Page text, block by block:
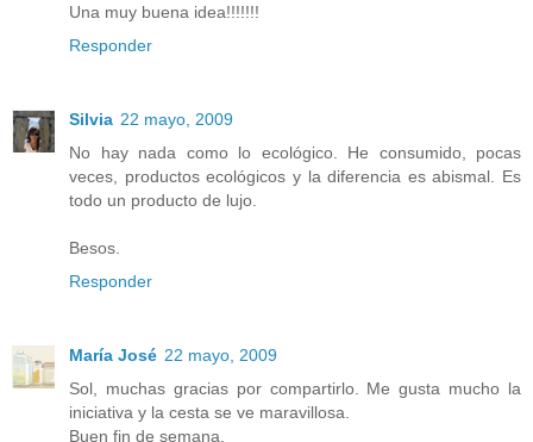
Una muy buena idea!!!!!!!
Responder
Silvia 22 mayo, 2009
No hay nada como lo ecológico. He consumido, pocas
veces, productos ecológicos y la diferencia es abismal. Es
todo un producto de lujo.
Besos.
Responder
María José 22 mayo, 2009
Sol, muchas gracias por compartirlo. Me gusta mucho la
iniciativa y la cesta se ve maravillosa.
Buen fin de semana,